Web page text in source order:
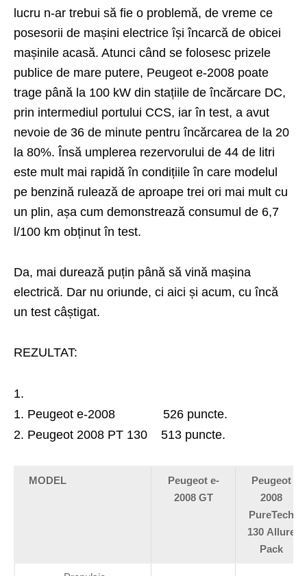
lucru n-ar trebui să fie o problemă, de vreme ce
posesorii de mașini electrice își încarcă de obicei
mașinile acasă. Atunci când se folosesc prizele
publice de mare putere, Peugeot e-2008 poate
trage până la 100 kW din stațiile de încărcare DC,
prin intermediul portului CCS, iar în test, a avut
nevoie de 36 de minute pentru încărcarea de la 20
la 80%. Însă umplerea rezervorului de 44 de litri
este mult mai rapidă în condițiile în care modelul
pe benzină rulează de aproape trei ori mai mult cu
un plin, așa cum demonstrează consumul de 6,7
l/100 km obținut în test.
Da, mai durează puțin până să vină mașina
electrică. Dar nu oriunde, ci aici și acum, cu încă
un test câștigat.
REZULTAT:
Peugeot e-2008 526 puncte.
Peugeot 2008 PT 130 513 puncte.
MODEL
Peugeot e-
2008 GT
Peugeot
2008
PureTech
130 Allure
Pack